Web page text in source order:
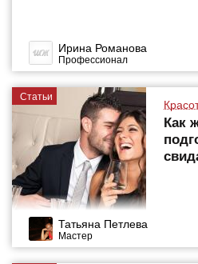
Ирина Романова
Профессионал
Статьи
Как
Татьяна Петлева
Мастер